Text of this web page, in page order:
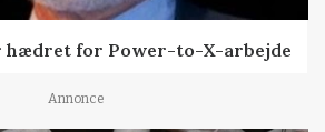
hædret for Power-to-X-arbejde
Annonce